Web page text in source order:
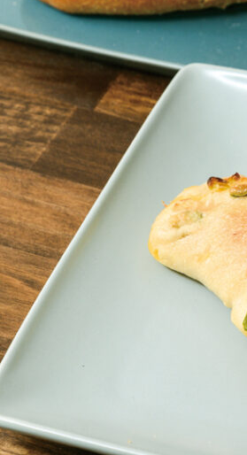
すべて
関西で開催。
おすすめの展覧会
おすすめの映画
誠光社で選びました。
おすすめの本
紹介します。
おすすめのイベント